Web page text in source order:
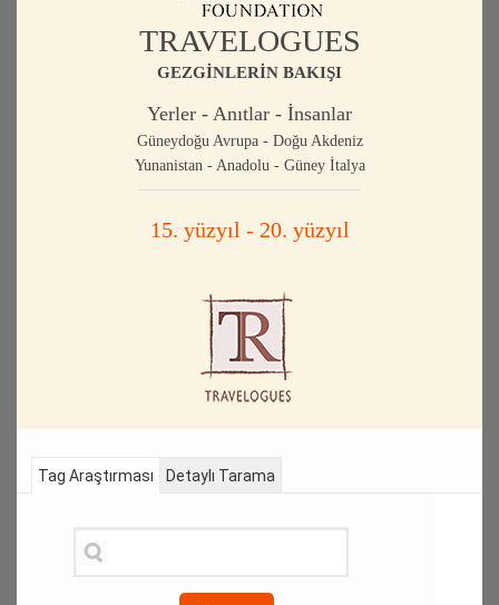
TRAVELOGUES
GEZGİNLERİN BAKIŞI
Yerler - Anıtlar - İnsanlar
Güneydoğu Avrupa - Doğu Akdeniz
Yunanistan - Anadolu - Güney İtalya
15. yüzyıl - 20. yüzyıl
Tag Araştırması Detaylı Tarama